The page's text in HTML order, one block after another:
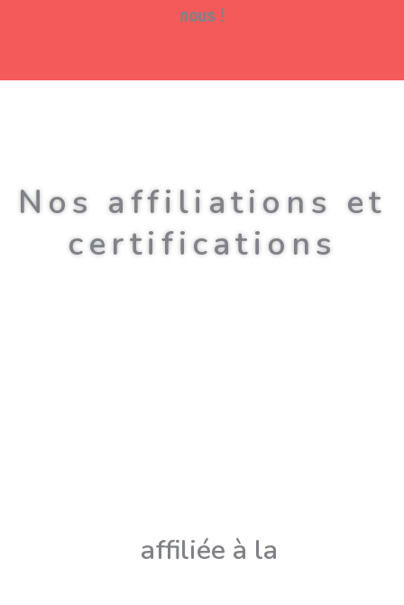
nous !
Nos affiliations et
certifications
affiliée à la